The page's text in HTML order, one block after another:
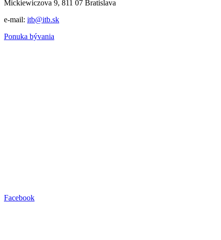
Mickiewiczova 9, 811 07 Bratislava
e-mail: itb@itb.sk
Ponuka bývania
Facebook